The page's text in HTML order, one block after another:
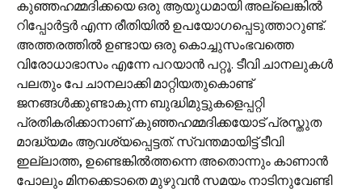
കുഞ്ഞഹമ്മദിക്കയെ ഒരു ആയുധമായി അല്ലെങ്കില്‍
റിപ്പോര്‍ട്ടര്‍ എന്ന രീതിയില്‍ ഉപയോഗപ്പെടുത്താറുണ്ട്.
അത്തരത്തില്‍ ഉണ്ടായ ഒരു കൊച്ചുസംഭവത്തെ
വിരോധാഭാസം എന്നേ പറയാന്‍ പറ്റൂ. ടീവി ചാനലുകള്‍
പലതും പേ ചാനലാക്കി മാറ്റിയതുകൊണ്ട്
ജനങ്ങള്‍ക്കുണ്ടാകുന്ന ബുദ്ധിമുട്ടുകളെപ്പറ്റി
പ്രതികരിക്കാനാണ് കുഞ്ഞഹമ്മദിക്കയോട് പ്രസ്തുത
മാദ്ധ്യമം ആവശ്യപ്പെട്ടത്. സ്വന്തമായിട്ട് ടീവി
ഇല്ലാത്ത, ഉണ്ടെങ്കില്‍ത്തന്നെ അതൊന്നും കാണാന്‍
പോലും മിനക്കെടാതെ മുഴുവന്‍ സമയം നാടിനുവേണ്ടി